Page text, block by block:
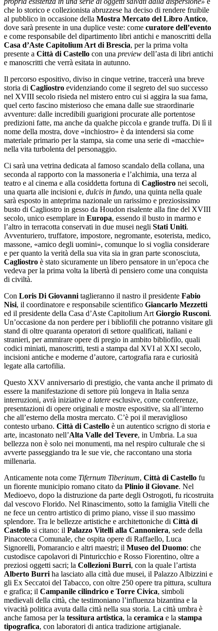
che lo storico e collezionista abruzzese ha deciso di rendere fruibile
al pubblico in occasione della Mostra Mercato del Libro Antico,
dove sarà presente in una duplice veste: come curatore dell’evento
e come responsabile del dipartimento libri antichi e manoscritti della
Casa d’Aste Capitolium Art di Brescia, per la prima volta
presente a Città di Castello con una preview dell’asta di libri antichi
e manoscritti che verrà esitata in autunno.
Il percorso espositivo, diviso in cinque vetrine, traccerà una breve
storia di Cagliostro evidenziando come il segreto del suo successo
nel XVIII secolo risieda nel mistero entro cui si aggira la sua fama,
quel certo fascino misterioso che emana dalle sue straordinarie
avventure: dalle incredibili guarigioni procurate alle portentose
predizioni fatte, ma anche da qualche piccola e grande truffa. Di lì il
nome della mostra, dove «inchiostro» è da intendersi sia come
materiale primario per la stampa, sia come una serie di «macchie»
nella vita turbolenta del personaggio.
Ci sarà una vetrina dedicata al famoso scandalo della collana, una
seconda al rapporto con la massoneria e l’alchimia, una terza al
teatro e al cinema e alla cosiddetta fortuna di Cagliostro nei secoli,
una quarta alle incisioni e, dulcis in fundo, una quinta nella quale
sarà esposto in anteprima nazionale un rarissimo e preziosissimo
busto di Cagliostro in gesso da Houdon risalente alla fine del XVIII
secolo, unico esemplare in Europa, essendo il busto in marmo e
l’altro in terracotta conservati in due musei negli Stati Uniti.
Avventuriero, truffatore, impostore, negromante, esoterista, medico,
massone, «amico degli uomini», comunque lo si voglia considerare
e per quanto la verità della sua vita sia in gran parte sconosciuta,
Cagliostro è stato sicuramente un libero pensatore in un’epoca che
vedeva per la prima volta la libertà di pensiero come una conquista
di civiltà.
Con Loris Di Giovanni taglieranno il nastro il presidente Fabio
Nisi, il coordinatore e responsabile scientifico Giancarlo Mezzetti
ed il presidente della Casa d’Aste Capitolium Art Giorgio Rusconi.
Un’occasione da non perdere per i bibliofili che potranno visitare gli
stand di oltre quaranta operatori di settore qualificati, italiani e
stranieri, per ammirare opere di pregio in ambito bibliofilo, quali
codici miniati, manoscritti, testi a stampa dal XVI al XXI secolo,
incisioni antiche e moderne d’autore, cartografia rara e curiosità
legate alla cartofilia.
Questo XXV anniversario di prestigio, che vanta anche il primato di
essere la manifestazione di settore più longeva in Italia senza
interruzioni, avrà iniziative a latere esclusive, come conferenze,
presentazioni di opere originali e mostre espositive, sia all’interno
che all’esterno della mostra mercato. C’è poi il meraviglioso
contesto urbano. Città di Castello è un autentico scrigno di storia e
arte, incastonato nell’Alta Valle del Tevere, in Umbria. La sua
bellezza non è solo nei monumenti, ma nel respiro culturale che si
avverte passeggiando tra le sue vie, che raccontano una storia
millenaria.
Anticamente nota come Tifernum Tiberinum, Città di Castello fu
un fiorente municipio romano citato da Plinio il Giovane. Nel
Medioevo, dopo la distruzione da parte degli Ostrogoti, fu ricostruita
dal vescovo Florido. Nel Rinascimento, sotto la famiglia Vitelli che
ne fece un centro artistico di primo piano, visse il suo massimo
splendore. Tra le bellezze artistiche e architettoniche di Città di
Castello si citano: il Palazzo Vitelli alla Cannoniera, sede della
Pinacoteca Comunale, che ospita opere di Raffaello, Luca
Signorelli, Pomarancio e altri maestri; il Museo del Duomo: che
custodisce capolavori di Pinturicchio e Rosso Fiorentino, oltre a
preziosi oggetti sacri; la Collezioni Burri, con la quale l’artista
Alberto Burri ha lasciato alla città due musei, il Palazzo Albizzini e
gli Ex Seccatoi del Tabacco, con oltre 250 opere tra pittura, scultura
e grafica; il Campanile cilindrico e Torre Civica, simboli
medievali della città, che testimoniano l’influenza bizantina e la
vivacità politica avuta dalla città nella sua storia. La città umbra è
anche famosa per la tessitura artistica, la ceramica e la stampa
tipografica, con laboratori di antica tradizione artigianale.